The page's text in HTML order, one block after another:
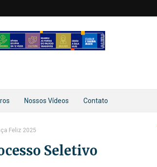
Nossos Vídeos Contato
Feliz 2025
Seletivo